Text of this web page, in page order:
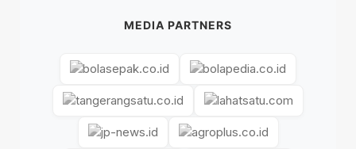
MEDIA PARTNERS